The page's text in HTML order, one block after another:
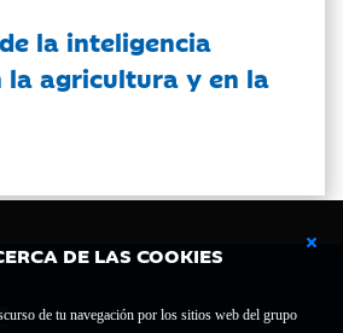
DE LAS COOKIES
de tu navegación por los sitios web del grupo
la inteligencia
agricultura y en la